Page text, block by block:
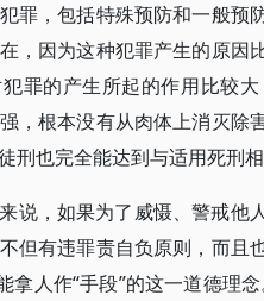
罪，包括特殊预防和一般预
，因为这种犯罪产生的原
罪的产生所起的作用比较
，根本没有从肉体上消灭
刑也完全能达到与适用死刑相
说，如果为了威慑、警戒他
但有违罪责自负原则，而
拿人作“手段”的这一道德理